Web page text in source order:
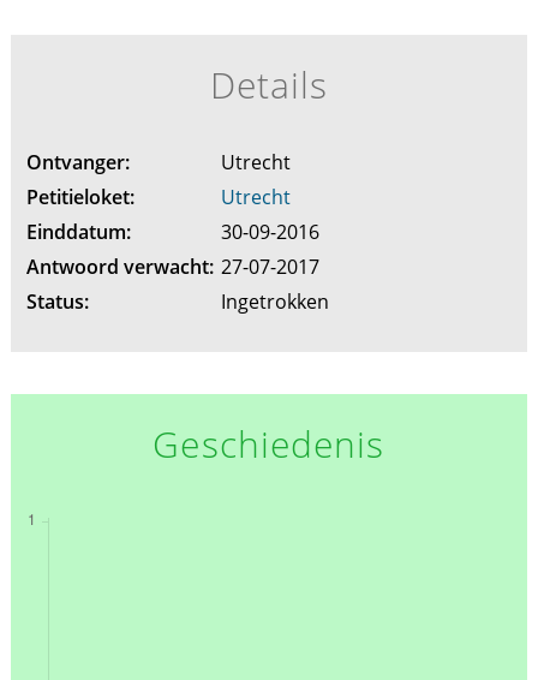
Details
Ontvanger:
Utrecht
Petitieloket:
Utrecht
Einddatum:
30-09-2016
Antwoord verwacht: 27-07-2017
Status:
Ingetrokken
Geschiedenis